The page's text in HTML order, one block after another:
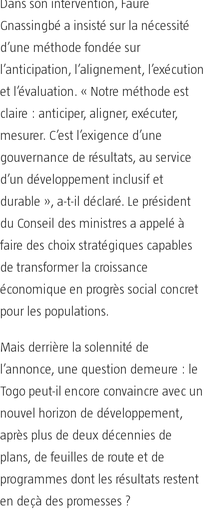
Dans son intervention, Faure
Gnassingbé a insisté sur la nécessité
d’une méthode fondée sur
l’anticipation, l’alignement, l’exécution
et l’évaluation. « Notre méthode est
claire : anticiper, aligner, exécuter,
mesurer. C’est l’exigence d’une
gouvernance de résultats, au service
d’un développement inclusif et
durable », a-t-il déclaré. Le président
du Conseil des ministres a appelé à
faire des choix stratégiques capables
de transformer la croissance
économique en progrès social concret
pour les populations.
Mais derrière la solennité de
l’annonce, une question demeure : le
Togo peut-il encore convaincre avec un
nouvel horizon de développement,
après plus de deux décennies de
plans, de feuilles de route et de
programmes dont les résultats restent
en deçà des promesses ?